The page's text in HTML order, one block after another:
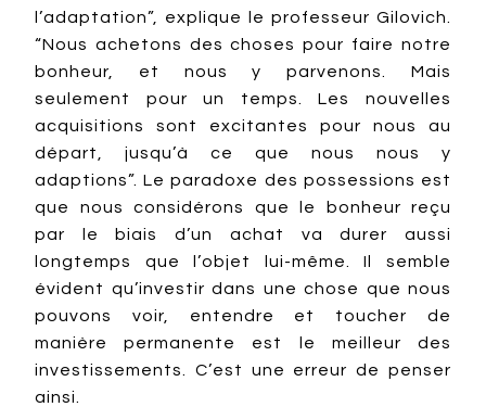
l’adaptation”, explique le professeur Gilovich.
“Nous achetons des choses pour faire notre
bonheur, et nous y parvenons. Mais
seulement pour un temps. Les nouvelles
acquisitions sont excitantes pour nous au
départ, jusqu’à ce que nous nous y
adaptions”. Le paradoxe des possessions est
que nous considérons que le bonheur reçu
par le biais d’un achat va durer aussi
longtemps que l’objet lui-même. Il semble
évident qu’investir dans une chose que nous
pouvons voir, entendre et toucher de
manière permanente est le meilleur des
investissements. C’est une erreur de penser
ainsi.